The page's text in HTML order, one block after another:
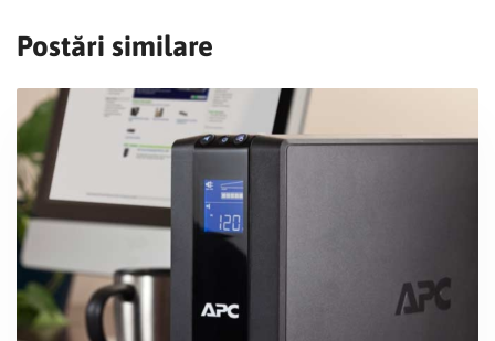
Postări similare